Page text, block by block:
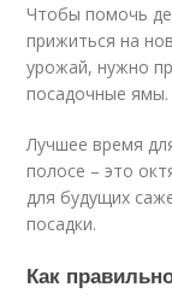
Чтобы помочь
прижиться на
урожай, нужно
посадочные
Лучшее время
полосе – это
для будущих
посадки.
Как